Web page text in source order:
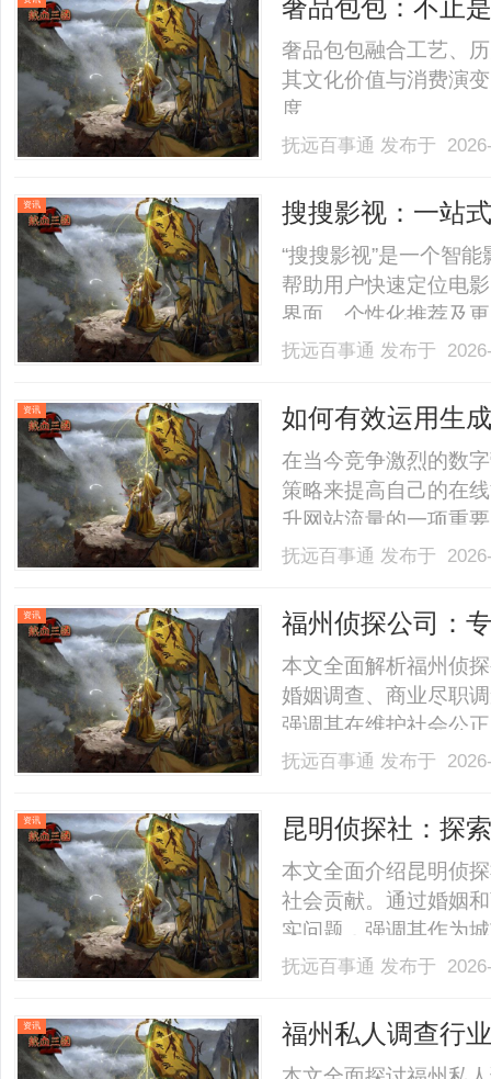
奢品包包：不止
奢品包包融合工艺、
其文化价值与消费演
度。......
抚远百事通 发布于
资讯
搜搜影视：一站
容
“搜搜影视”是一个智
帮助用户快速定位电
界面、个性化推荐及
验，是影视爱好者的
抚远百事通 发布于
资讯 如何有效运用生
在当今竞争激烈的数
策略来提高自己的在
升网站流量的一项重
讨GEO的定义、重要
（GEO）？生成引擎
定.........
抚远百事通 发布于
资讯 福州侦探公司：
本文全面解析福州侦
婚姻调查、商业尽职
强调其在维护社会公
景广阔。......
抚远百事通 发布于
资讯
昆明侦探社：探
护
本文全面介绍昆明侦
社会贡献。通过婚姻
实问题，强调其作为
数字化时代的挑战与
抚远百事通 发布于
资讯
福州私人调查行
择策略